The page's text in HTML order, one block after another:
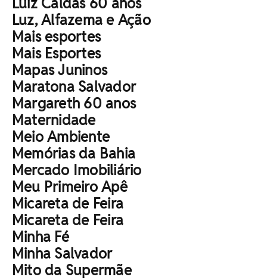
Luz, Alfazema e Ação
Mais esportes
Mais Esportes
Mapas Juninos
Maratona Salvador
Margareth 60 anos
Maternidade
Meio Ambiente
Memórias da Bahia
Mercado Imobiliário
Meu Primeiro Apê
Micareta de Feira
Micareta de Feira
Minha Fé
Minha Salvador
Mito da Supermãe